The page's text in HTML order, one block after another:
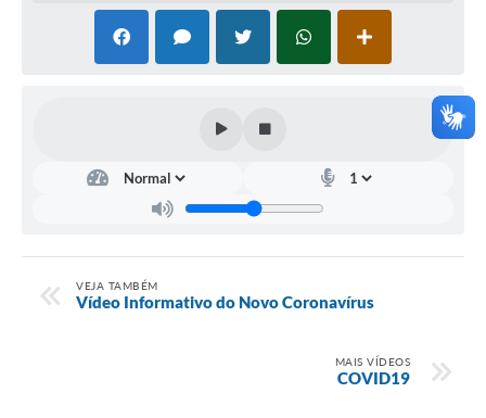
VEJA TAMBÉM
Vídeo Informativo do Novo Coronavírus
MAIS VÍDEOS
COVID19